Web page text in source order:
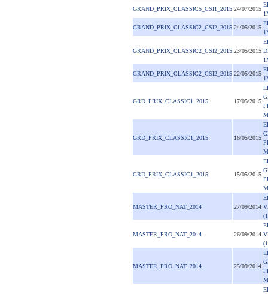
GRAND_PRIX_CLASSIC5_CSI1_2015 24/07/2015
GRAND_PRIX_CLASSIC2_CSI2_2015 24/05/2015
GRAND_PRIX_CLASSIC2_CSI2_2015 23/05/2015
GRAND_PRIX_CLASSIC2_CSI2_2015 22/05/2015
GRD_PRIX_CLASSIC1_2015 17/05/2015
GRD_PRIX_CLASSIC1_2015 16/05/2015
GRD_PRIX_CLASSIC1_2015 15/05/2015
MASTER_PRO_NAT_2014 27/09/2014
MASTER_PRO_NAT_2014 26/09/2014
MASTER_PRO_NAT_2014 25/09/2014